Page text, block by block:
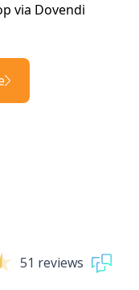
via Dovendi
51 reviews